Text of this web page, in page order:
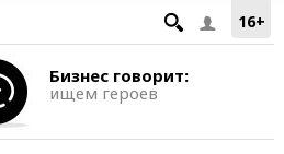
16+
Бизнес говорит:
ищем героев